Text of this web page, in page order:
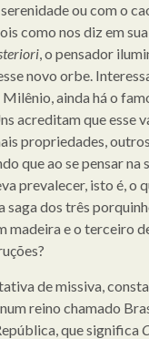
ou com o
como nos diz em
, o pensador
novo orbe.
ainda há o
acreditam que esse
propriedades,
que ao se pensar
prevalecer, isto é, o
saga dos três
madeira e o terceiro
de missiva,
reino chamado
que significa